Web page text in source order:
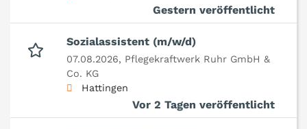
Gestern veröffentlicht
Sozialassistent (m/w/d)
07.08.2026, Pflegekraftwerk Ruhr GmbH &
Co. KG
Hattingen
Vor 2 Tagen veröffentlicht